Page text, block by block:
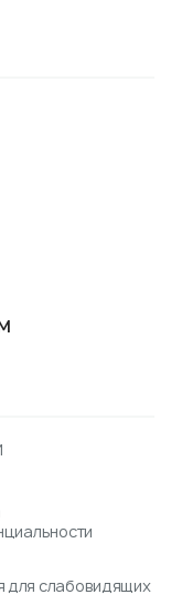
для слабовидящих